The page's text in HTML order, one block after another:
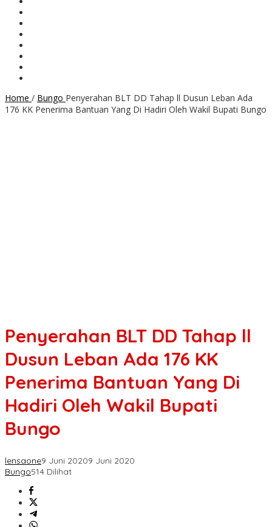
Home / Bungo Penyerahan BLT DD Tahap ll Dusun Leban Ada
176 KK Penerima Bantuan Yang Di Hadiri Oleh Wakil Bupati Bungo
Penyerahan BLT DD Tahap ll
Dusun Leban Ada 176 KK
Penerima Bantuan Yang Di
Hadiri Oleh Wakil Bupati
Bungo
lensaone9 Juni 20209 Juni 2020
Bungo514 Dilihat